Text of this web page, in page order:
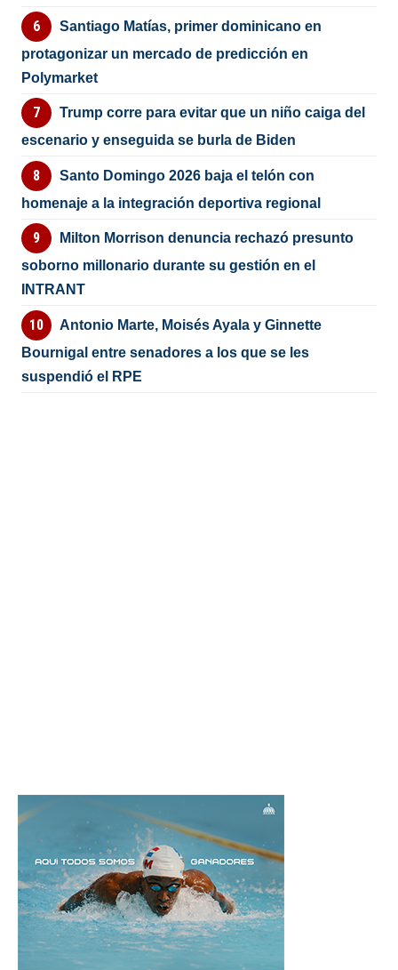
Santiago Matías, primer dominicano en
protagonizar un mercado de predicción en
Polymarket
Trump corre para evitar que un niño caiga del
escenario y enseguida se burla de Biden
Santo Domingo 2026 baja el telón con
homenaje a la integración deportiva regional
Milton Morrison denuncia rechazó presunto
soborno millonario durante su gestión en el
INTRANT
Antonio Marte, Moisés Ayala y Ginnette
Bournigal entre senadores a los que se les
suspendió el RPE